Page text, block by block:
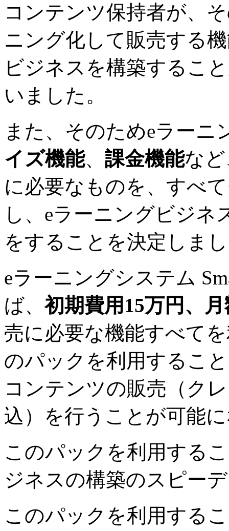
コンテンツ保持者が、
ニング化して販売する
ビジネスを構築するこ
いました。
また、そのためeラーニ
イズ機能、 課金機能な
に必要なものを、すべ
し、eラーニングビジネ
をすることを決定しま
eラーニングシステム
ば、初期費用15万円、
売に必要な機能すべて
のパックを利用するこ
コンテンツの販売（ク
込）を行うことが可能
このパックを利用する
ジネスの構築のスピー
このパックを利用する